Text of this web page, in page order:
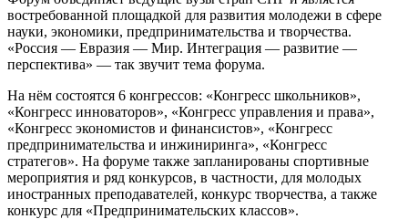
востребованной площадкой для развития молодежи в сфере
науки, экономики, предпринимательства и творчества.
«Россия — Евразия — Мир. Интеграция — развитие —
перспектива» — так звучит тема форума.
На нëм состоятся 6 конгрессов: «Конгресс школьников»,
«Конгресс инноваторов», «Конгресс управления и права»,
«Конгресс экономистов и финансистов», «Конгресс
предпринимательства и инжиниринга», «Конгресс
стратегов». На форуме также запланированы спортивные
мероприятия и ряд конкурсов, в частности, для молодых
иностранных преподавателей, конкурс творчества, а также
конкурс для «Предпринимательских классов».